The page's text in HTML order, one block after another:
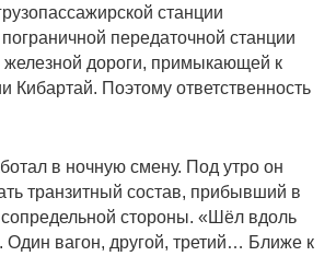
станции
передаточной станции
железной дороги, примыкающей к
Кибартай. Поэтому ответственность
в ночную смену. Под утро он
транзитный состав, прибывший в
стороны. «Шёл вдоль
Один вагон, другой, третий… Ближе к